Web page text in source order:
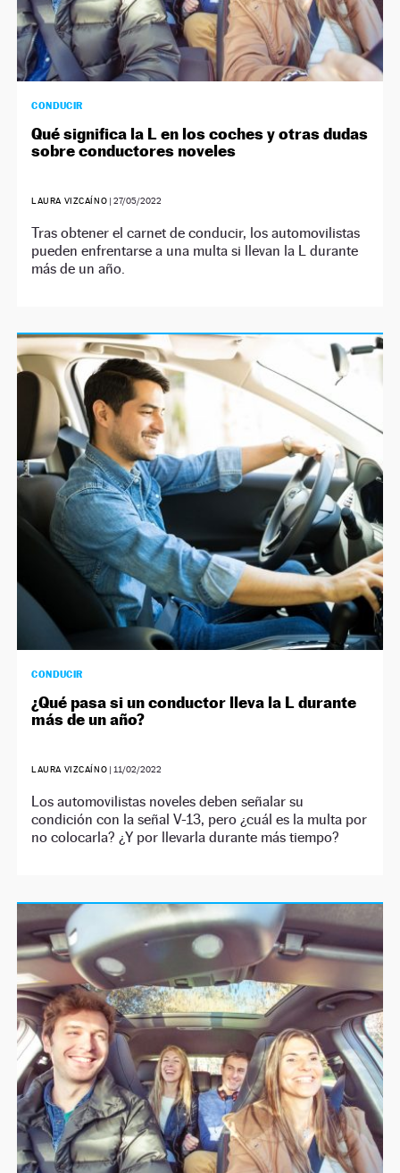
CONDUCIR
Qué significa la L en los coches y otras dudas
sobre conductores noveles
LAURA VIZCAÍNO |27/05/2022
Tras obtener el carnet de conducir, los automovilistas
pueden enfrentarse a una multa si llevan la L durante
más de un año.
CONDUCIR
¿Qué pasa si un conductor lleva la L durante
más de un año?
LAURA VIZCAÍNO |11/02/2022
Los automovilistas noveles deben señalar su
condición con la señal V-13, pero ¿cuál es la multa por
no colocarla? ¿Y por llevarla durante más tiempo?